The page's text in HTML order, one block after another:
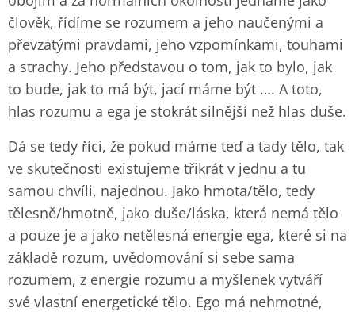
člověk, řídíme se rozumem a jeho naučenými a
převzatými pravdami, jeho vzpomínkami, touhami
a strachy. Jeho představou o tom, jak to bylo, jak
to bude, jak to má být, jací máme být …. A toto,
hlas rozumu a ega je stokrát silnější než hlas duše.
Dá se tedy říci, že pokud máme teď a tady tělo, tak
ve skutečnosti existujeme třikrát v jednu a tu
samou chvíli, najednou. Jako hmota/tělo, tedy
tělesně/hmotně, jako duše/láska, která nemá tělo
a pouze je a jako netělesná energie ega, které si na
základě rozum, uvědomování si sebe sama
rozumem, z energie rozumu a myšlenek vytváří
své vlastní energetické tělo. Ego má nehmotné,